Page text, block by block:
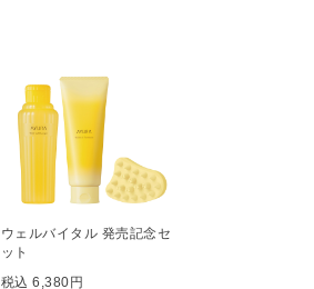
ウェルバイタル 発売記念セ
ット
税込 6,380円